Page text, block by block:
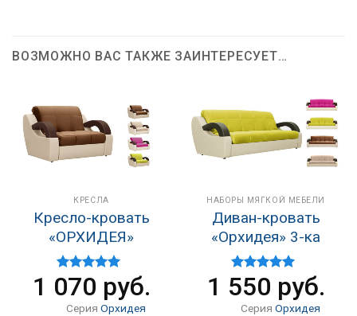
ВОЗМОЖНО ВАС ТАКЖЕ ЗАИНТЕРЕСУЕТ…
КРЕСЛА
Кресло-кровать
«ОРХИДЕЯ»
Оценка
4.67 из 5
1 070 руб.
Серия Орхидея
НАБОРЫ МЯГКОЙ МЕБЕЛИ
Диван-кровать
«Орхидея» 3-ка
Оценка
4.90из 5
1 550 руб.
Серия Орхидея